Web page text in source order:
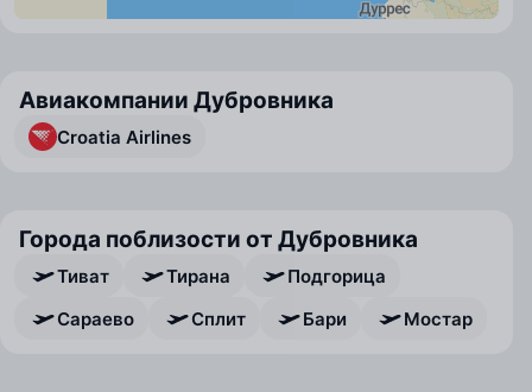
Авиакомпании Дубровника
Croatia Airlines
Города поблизости от Дубровника
Тиват Тирана
Подгорица
Сараево
Сплит Бари Мостар